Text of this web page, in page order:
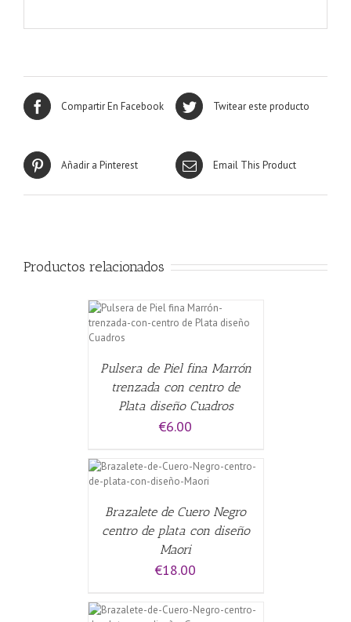
Compartir En Facebook Twitear este producto
Añadir a Pinterest Email This Product
Productos relacionados
Pulsera de Piel fina Marrón
trenzada con centro de
Plata diseño Cuadros
€6.00
Brazalete de Cuero Negro
centro de plata con diseño
Maori
€18.00